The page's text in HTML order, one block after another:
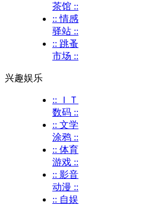
茶馆 ::
:: 情感
驿站 ::
:: 跳蚤
市场 ::
兴趣娱乐
:: ＩＴ
数码 ::
:: 文学
涂鸦 ::
:: 体育
游戏 ::
:: 影音
动漫 ::
:: 自娱